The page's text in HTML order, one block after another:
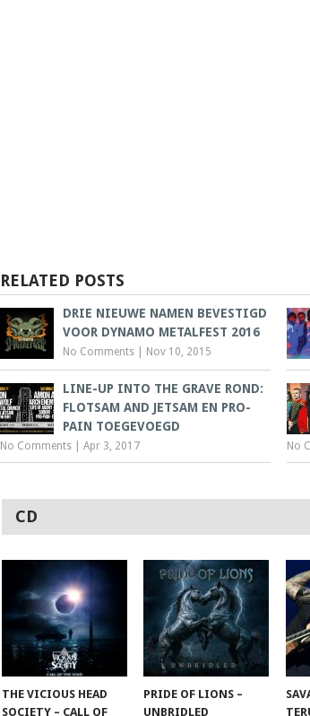
RELATED POSTS
DRIE NIEUWE NAMEN BEVESTIGD
VOOR DYNAMO METALFEST 2016
No Comments Nov 10, 2015
LINE-UP INTO THE GRAVE ROND:
FLOTSAM AND JETSAM EN PRO-
PAIN TOEGEVOEGD
No Comments Apr 3, 2017 No
CD
THE VICIOUS HEAD
SOCIETY – CALL OF
PRIDE OF LIONS –
UNBRIDLED